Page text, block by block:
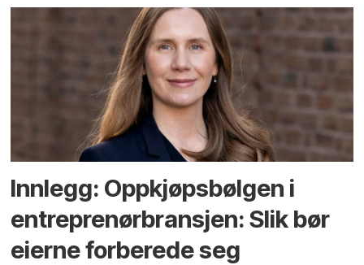
Innlegg: Oppkjøps­bølgen i
entreprenør­bransjen: Slik bør
eierne forberede seg